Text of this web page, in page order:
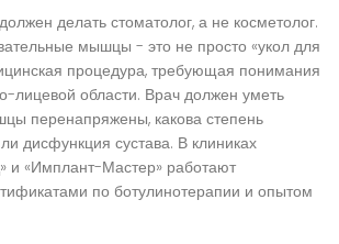
делать стоматолог, а не косметолог.
мышцы - это не просто «укол для
процедура, требующая понимания
лицевой области. Врач должен уметь
перенапряжены, какова степень
дисфункция сустава. В клиниках
и «Имплант-Мастер» работают
по ботулинотерапии и опытом